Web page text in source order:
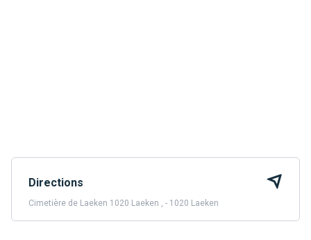
Directions
Cimetière de Laeken 1020 Laeken , - 1020 Laeken